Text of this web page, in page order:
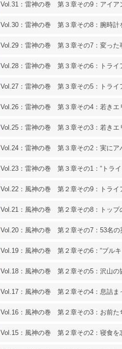
Vol.31：雷神の巻 第３章その9：アイア
Vol.30：雷神の巻 第３章その8：腕時計
Vol.29：雷神の巻 第３章その7：変った
Vol.28：雷神の巻 第３章その6：トラ
Vol.27：雷神の巻 第３章その5：トラ
Vol.26：雷神の巻 第３章その4：若き
Vol.25：雷神の巻 第３章その3：若き
Vol.24：雷神の巻 第３章その2：実にア
Vol.23：雷神の巻 第３章その1：“トラ
Vol.22：風神の巻 第２章その9：トライ
Vol.21：風神の巻 第２章その8：トップ
Vol.20：風神の巻 第２章その7：53名の
Vol.19：風神の巻 第２章その6：“ブル
Vol.18：風神の巻 第２章その5：沢山の
Vol.17：風神の巻 第２章その4：息詰ま
Vol.16：風神の巻 第２章その3：お前た
Vol.15：風神の巻 第２章その2：寝食を